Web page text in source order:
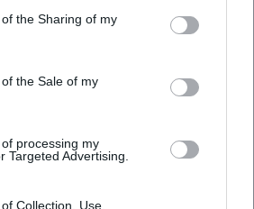
the Sharing of my
the Sale of my
processing my
Targeted Advertising.
Collection, Use,
Konzert erwarten?
zugänglich?